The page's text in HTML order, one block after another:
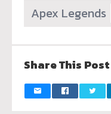
Apex Legends
Share This Post